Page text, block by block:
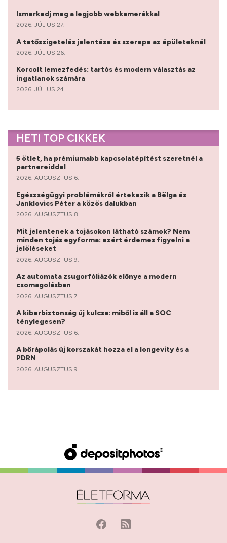
Ismerkedj meg a legjobb webkamerákkal
2026. JÚLIUS 27.
A tetőszigetelés jelentése és szerepe az épületeknél
2026. JÚLIUS 26.
Korcolt lemezfedés: tartós és modern választás az
ingatlanok számára
2026. JÚLIUS 24.
HETI TOP CIKKEK
5 ötlet, ha prémiumabb kapcsolatépítést szeretnél a
partnereiddel
2026. AUGUSZTUS 6.
Egészségügyi problémákról értekezik a Bëlga és
Janklovics Péter a közös dalukban
2026. AUGUSZTUS 8.
Mit jelentenek a tojásokon látható számok? Nem
minden tojás egyforma: ezért érdemes figyelni a
jelöléseket
2026. AUGUSZTUS 9.
Az automata zsugorfóliázók előnye a modern
csomagolásban
2026. AUGUSZTUS 7.
A kiberbiztonság új kulcsa: miből is áll a SOC
ténylegesen?
2026. AUGUSZTUS 6.
A bőrápolás új korszakát hozza el a longevity és a
PDRN
2026. AUGUSZTUS 9.